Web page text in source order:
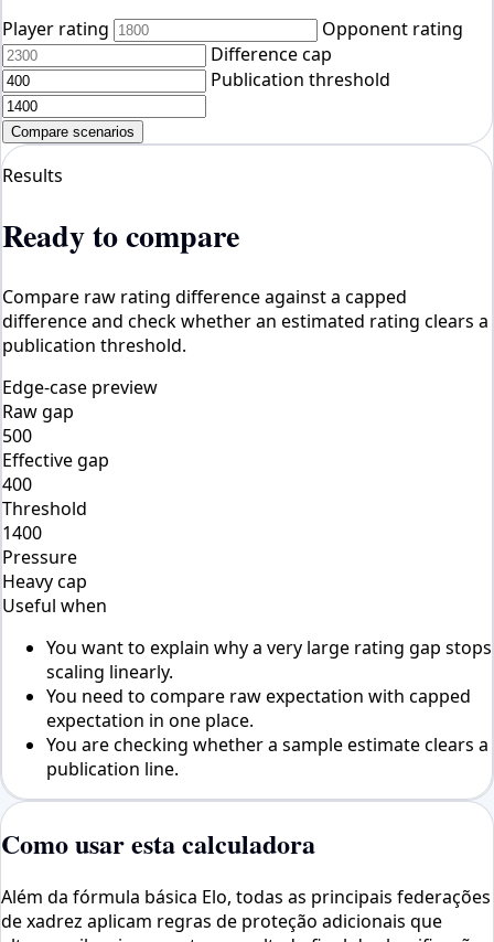
Player rating
Opponent rating
Difference cap
Publication threshold
Compare scenarios
Results
Ready to compare
Compare raw rating difference against a capped
difference and check whether an estimated rating clears a
publication threshold.
Edge-case preview
Raw gap
500
Effective gap
400
Threshold
1400
Pressure
Heavy cap
Useful when
You want to explain why a very large rating gap stops
scaling linearly.
You need to compare raw expectation with capped
expectation in one place.
You are checking whether a sample estimate clears a
publication line.
Como usar esta calculadora
Além da fórmula básica Elo, todas as principais federações
de xadrez aplicam regras de proteção adicionais que